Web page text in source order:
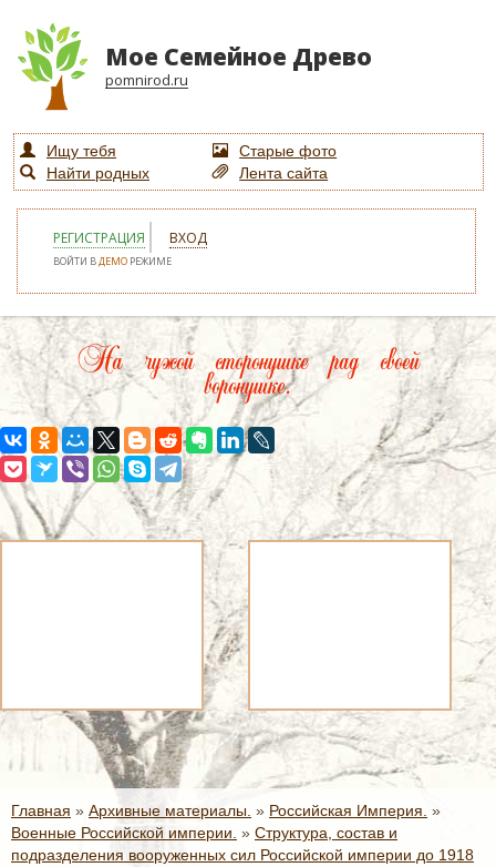
Мое Семейное Древо
pomnirod.ru
Ищу тебя
Старые фото
Найти родных
Лента сайта
РЕГИСТРАЦИЯ ВХОД
ВОЙТИ ВДЕМО РЕЖИМЕ
На чужой сторонушке рад своей
воронушке.
Главная » Архивные материалы. » Российская Империя. »
Военные Российской империи. » Структура, состав и
подразделения вооруженных сил Российской империи до 1918